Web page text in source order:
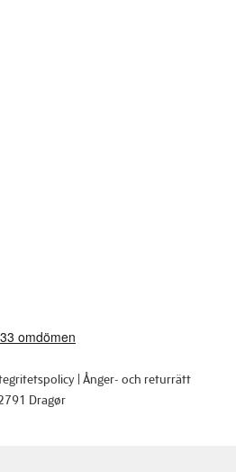
Ånger- och returrätt
Dragør